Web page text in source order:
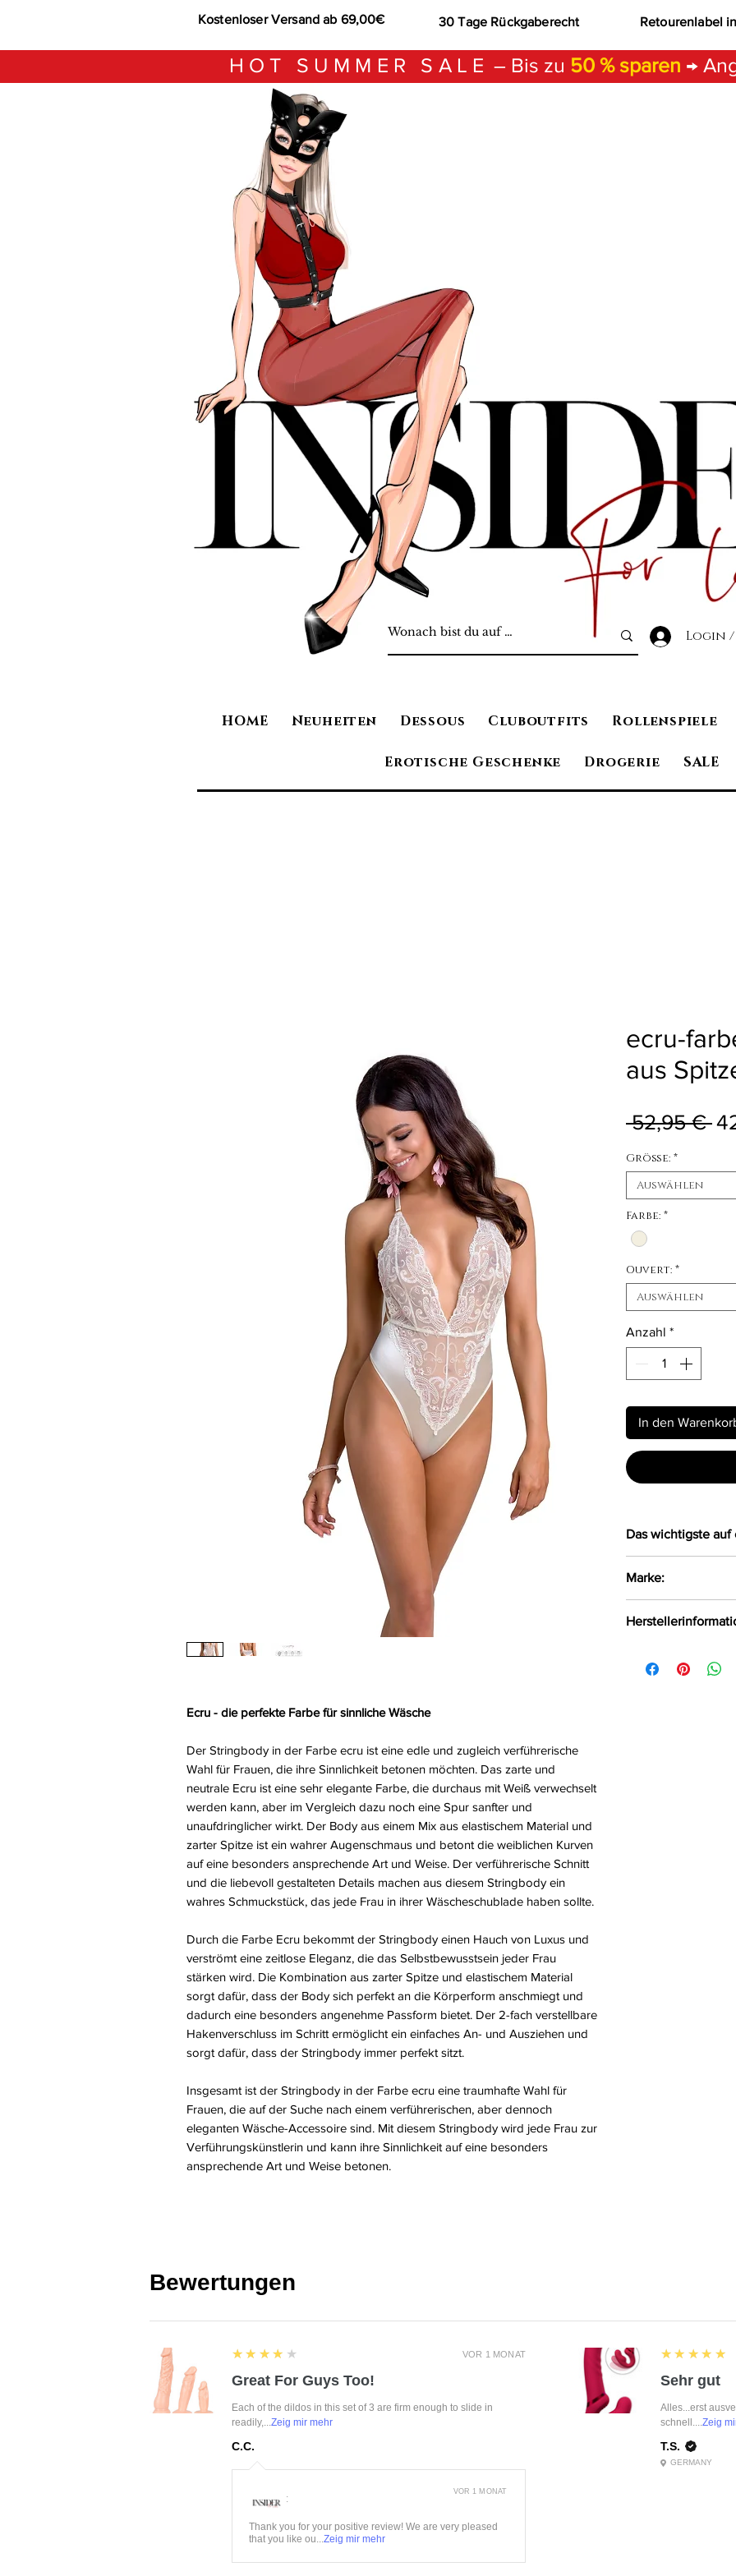
Kostenloser Versand ab 69,00€ 30 Tage Rückgaberecht Retourenlabel
HOT SUMMER SALE – Bis zu 50 % sparen →
Login /
HOME Neuheiten Dessous Cluboutfits Rollenspiele
Erotische Geschenke Drogerie SALE
Ecru - die perfekte Farbe für sinnliche Wäsche
Der Stringbody in der Farbe ecru ist eine edle und zugleich verführerische
Wahl für Frauen, die ihre Sinnlichkeit betonen möchten. Das zarte und
neutrale Ecru ist eine sehr elegante Farbe, die durchaus mit Weiß verwechselt
werden kann, aber im Vergleich dazu noch eine Spur sanfter und
unaufdringlicher wirkt. Der Body aus einem Mix aus elastischem Material und
zarter Spitze ist ein wahrer Augenschmaus und betont die weiblichen Kurven
auf eine besonders ansprechende Art und Weise. Der verführerische Schnitt
und die liebevoll gestalteten Details machen aus diesem Stringbody ein
wahres Schmuckstück, das jede Frau in ihrer Wäscheschublade haben sollte.
Durch die Farbe Ecru bekommt der Stringbody einen Hauch von Luxus und
verströmt eine zeitlose Eleganz, die das Selbstbewusstsein jeder Frau
stärken wird. Die Kombination aus zarter Spitze und elastischem Material
sorgt dafür, dass der Body sich perfekt an die Körperform anschmiegt und
dadurch eine besonders angenehme Passform bietet. Der 2-fach verstellbare
Hakenverschluss im Schritt ermöglicht ein einfaches An- und Ausziehen und
sorgt dafür, dass der Stringbody immer perfekt sitzt.
Insgesamt ist der Stringbody in der Farbe ecru eine traumhafte Wahl für
Frauen, die auf der Suche nach einem verführerischen, aber dennoch
eleganten Wäsche-Accessoire sind. Mit diesem Stringbody wird jede Frau zur
Verführungskünstlerin und kann ihre Sinnlichkeit auf eine besonders
ansprechende Art und Weise betonen.
ecru-
aus
52,95 €
Größe: *
Auswählen
Farbe: *
Ouvert: *
Auswählen
Anzahl *
In den
Das wichtigste auf
Mix aus
Spitze
Die sich
Im Schritt
Marke:
Będzin, Polen,
Bewertungen
VOR 1 MONAT
4
★★★★★
Great For Guys Too!
Each of the dildos in this set of 3 are firm enough to slide in
readily,...Zeig mir mehr
C.C.
:
Thank you for your positive review! We are very pleased
that you like ou...Zeig mir mehr
VOR 1 MONAT
5
★★★★★
Sehr gut
Alles...erst
schnell....Zeig
T.S.
GERMANY